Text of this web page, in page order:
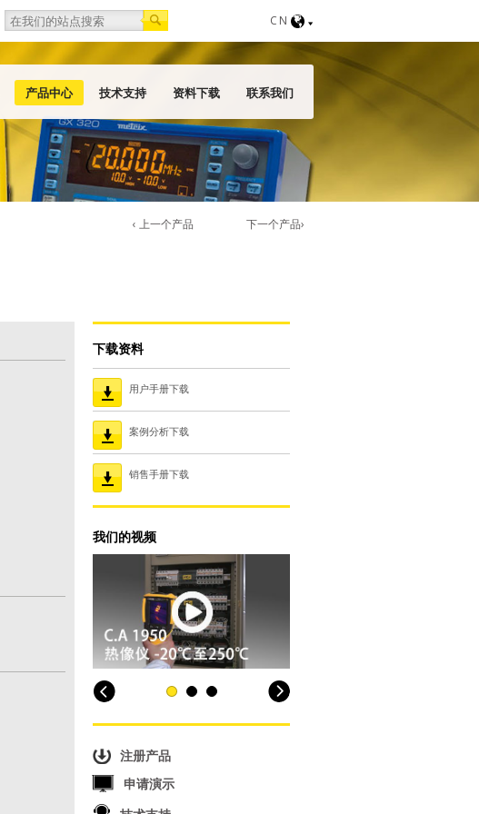
Search form
Search CN
产品中心 技术支持 资料下载 联系我们
‹ 上一个产品 下一个产品›
下载资料
用户手册下载
案例分析下载
销售手册下载
我们的视频
注册产品
申请演示